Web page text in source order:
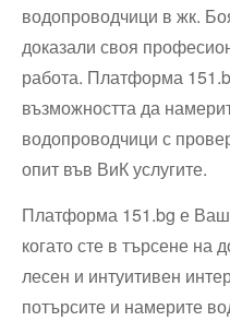
водопроводчици в жк.
доказали своя
работа. Платформа
възможността да
водопроводчици с
опит във ВиК услугите.
Платформа 151.bg е
когато сте в търсене на
лесен и интуитивен
потърсите и намерите